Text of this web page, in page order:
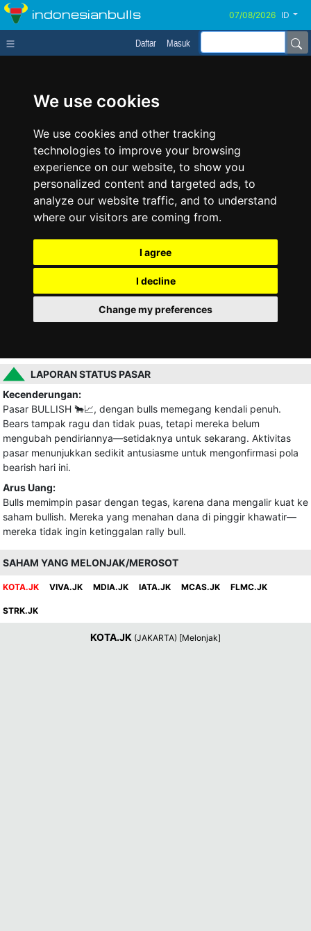
We use cookies
We use cookies and other tracking
technologies to improve your browsing
experience on our website, to show you
personalized content and targeted ads, to
analyze our website traffic, and to understand
where our visitors are coming from.
I agree
I decline
Change my preferences
indonesianbulls ID
Daftar Masuk
LAPORAN STATUS PASAR
Kecenderungan:
Pasar BULLISH 🐂📈, dengan bulls memegang kendali penuh.
Bears tampak ragu dan tidak puas, tetapi mereka belum
mengubah pendiriannya—setidaknya untuk sekarang. Aktivitas
pasar menunjukkan sedikit antusiasme untuk mengonfirmasi pola
bearish hari ini.
Arus Uang:
Bulls memimpin pasar dengan tegas, karena dana mengalir kuat ke
saham bullish. Mereka yang menahan dana di pinggir khawatir—
mereka tidak ingin ketinggalan rally bull.
SAHAM YANG MELONJAK/MEROSOT
KOTA.JK VIVA.JK MDIA.JK IATA.JK MCAS.JK FLMC.JK
STRK.JK
KOTA.JK (JAKARTA) [Melonjak]